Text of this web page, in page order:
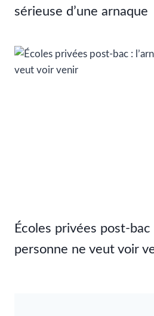
sérieuse d’une arnaque
Écoles privées post-bac
personne ne veut voir